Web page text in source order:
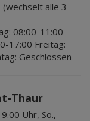
alle 3
08:00-11:00
17:00 Freitag:
Geschlossen
Thaur
Uhr, So.,